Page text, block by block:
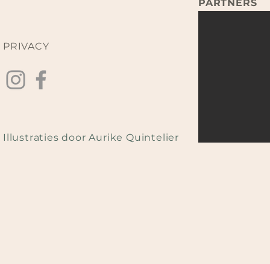
PARTNERS
PRIVACY
Illustraties door Aurike Quintelier